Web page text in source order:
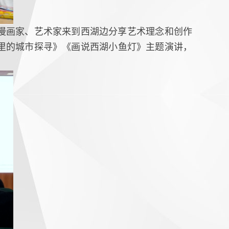
画家、艺术家来到西湖边分享艺术理念和创作
城市探寻》《画说西湖小鱼灯》主题演讲，